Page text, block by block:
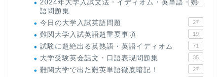
2024年大学入試文法・イディオム・英単語・熟
語問題集
15
今日の大学入試英語問題 27
難関大学入試英語超重要事項 19
試験に超絶出る英熟語・英語イディオム 71
大学受験英会話文・口語表現問題集 35
難関大学で出た難英単語徹底暗記！ 27